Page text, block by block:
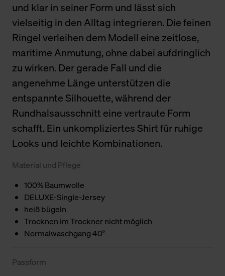
und klar in seiner Form und lässt sich
vielseitig in den Alltag integrieren. Die feinen
Ringel verleihen dem Modell eine zeitlose,
maritime Anmutung, ohne dabei aufdringlich
zu wirken. Der gerade Fall und die
angenehme Länge unterstützen die
entspannte Silhouette, während der
Rundhalsausschnitt eine vertraute Form
schafft. Ein unkompliziertes Shirt für ruhige
Looks und leichte Kombinationen.
Material und Pflege
100% Baumwolle
DELUXE-Single-Jersey
heiß bügeln
Trocknen im Trockner nicht möglich
Normalwaschgang 40°
Passform